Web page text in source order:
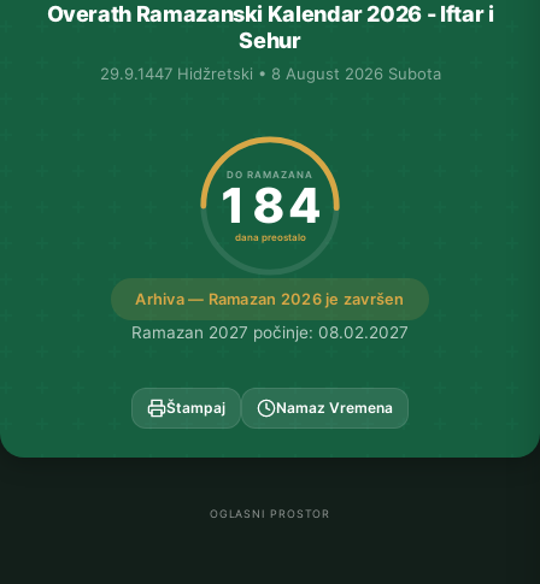
Overath Ramazanski Kalendar 2026 - Iftar i
Sehur
29.9.1447 Hidžretski • 8 August 2026 Subota
Arhiva — Ramazan 2026 je završen
DO RAMAZANA
184
dana preostalo
Ramazan 2027 počinje: 08.02.2027
Štampaj Namaz Vremena
OGLASNI PROSTOR